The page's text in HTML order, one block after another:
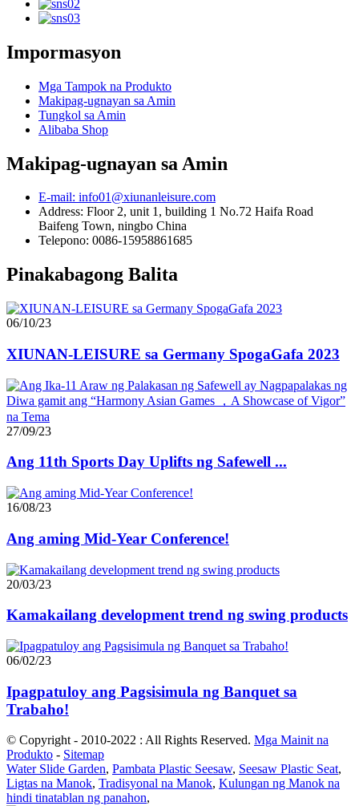
Impormasyon
Mga Tampok na Produkto
Makipag-ugnayan sa Amin
Tungkol sa Amin
Alibaba Shop
Makipag-ugnayan sa Amin
E-mail: info01@xiunanleisure.com
Address: Floor 2, unit 1, building 1 No.72 Haifa Road
Baifeng Town, ningbo China
Telepono: 0086-15958861685
Pinakabagong Balita
06/10/23
XIUNAN-LEISURE sa Germany SpogaGafa 2023
27/09/23
Ang 11th Sports Day Uplifts ng Safewell ...
16/08/23
Ang aming Mid-Year Conference!
20/03/23
Kamakailang development trend ng swing products
06/02/23
Ipagpatuloy ang Pagsisimula ng Banquet sa
Trabaho!
© Copyright - 2010-2022 : All Rights Reserved. Mga Mainit na
Produkto - Sitemap
Water Slide Garden, Pambata Plastic Seesaw, Seesaw Plastic Seat,
Ligtas na Manok, Tradisyonal na Manok, Kulungan ng Manok na
hindi tinatablan ng panahon,